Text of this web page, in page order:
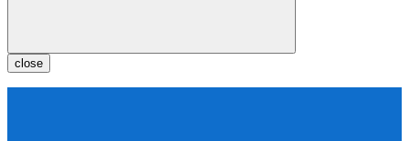
close